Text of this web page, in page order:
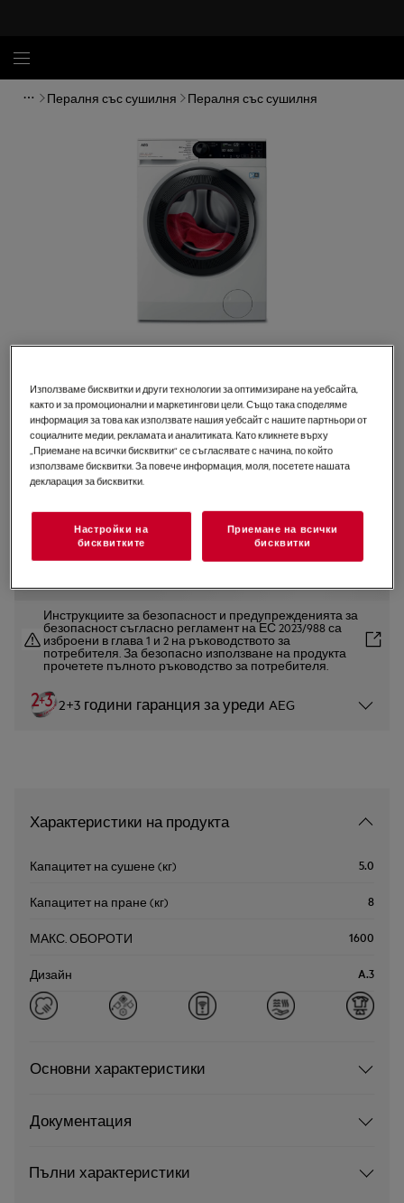
Пералня със сушилня Пералня със сушилня
Кликнете, за да увеличите.
LWR73864O
Пералня със сушилня 7000
Кондензационна 8 kg
4.7 (7)
Продуктов информационен лист
Инструкциите за безопасност и предупрежденията за
безопасност съгласно регламент на ЕС 2023/988 са
изброени в глава 1 и 2 на ръководството за
потребителя. За безопасно използване на продукта
прочетете пълното ръководство за потребителя.
2+3 години гаранция за уреди AEG
Характеристики на продукта
Капацитет на сушене (кг) 5.0
Капацитет на пране (кг) 8
МАКС. ОБОРОТИ 1600
Дизайн A.3
Основни характеристики
Документация
Пълни характеристики
Използваме бисквитки и други технологии за оптимизиране на уебсайта,
както и за промоционални и маркетингови цели. Също така споделяме
информация за това как използвате нашия уебсайт с нашите партньори от
социалните медии, рекламата и аналитиката. Като кликнете върху
„Приемане на всички бисквитки“ се съгласявате с начина, по който
използваме бисквитки. За повече информация, моля, посетете нашата
декларация за бисквитки.
Настройки на
бисквитките
Приемане на всички
бисквитки